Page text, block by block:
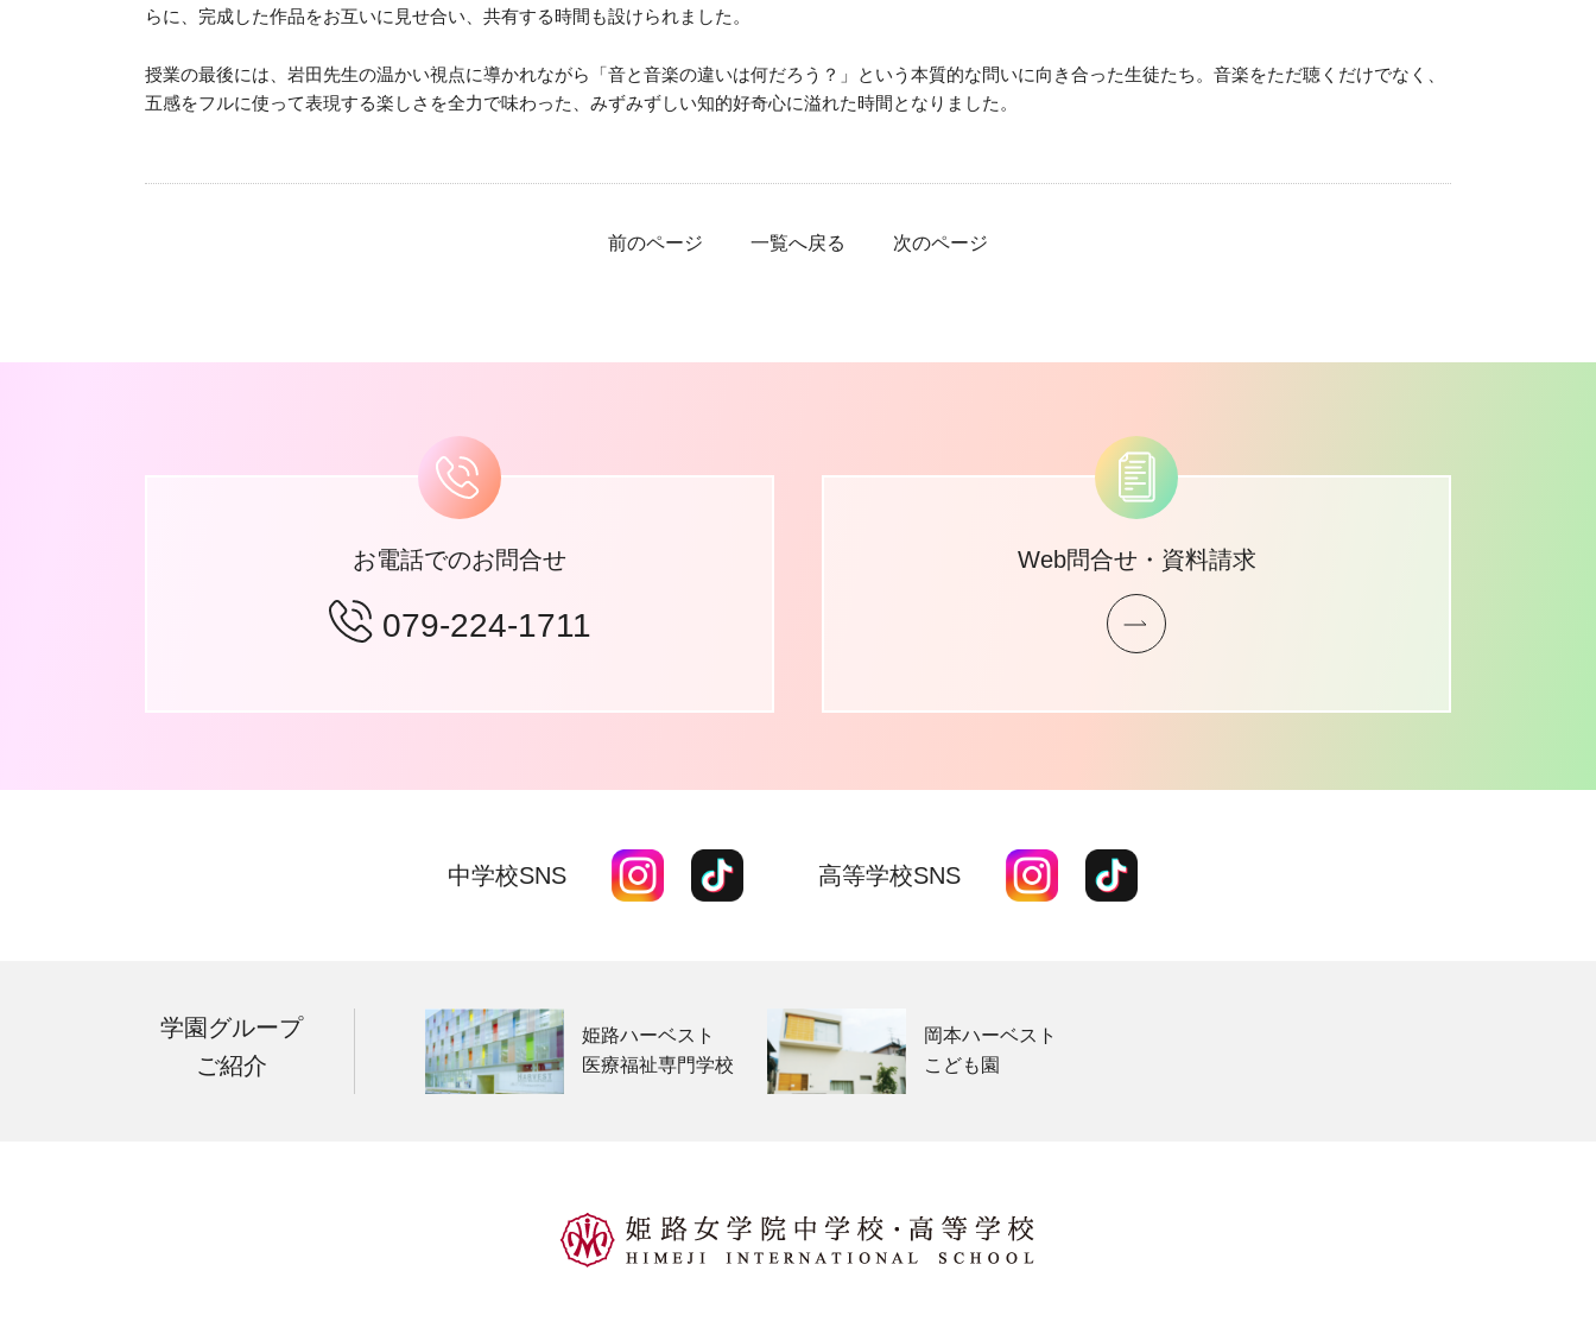
らに、完成した作品をお互いに見せ合い、共有する時間も設けられました。
授業の最後には、岩田先生の温かい視点に導かれながら「音と音楽の違いは何だろう？」という本質的な問いに向き合った生徒たち。音楽をただ聴くだけでなく、
五感をフルに使って表現する楽しさを全力で味わった、みずみずしい知的好奇心に溢れた時間となりました。
前のページ 次のページ
一覧へ戻る
お電話でのお問合せ
079-224-1711
Web問合せ・資料請求
中学校SNS 高等学校SNS
学園グループ
ご紹介
姫路ハーベスト
医療福祉専門学校
岡本ハーベスト
こども園